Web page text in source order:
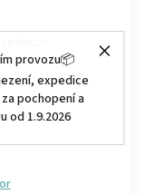
provozu📦
expedice
pochopení a
od 1.9.2026